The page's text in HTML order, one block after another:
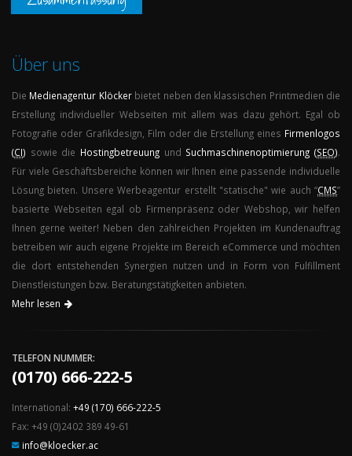
Über uns
Die Medienagentur Klöckerbietet neben den klassischen Printmedien die
Erstellung individueller Webseiten mit allem was dazu gehört. Egal ob
Fotografie oder Grafikdesign, Film oder die Erstellung eines Firmenlogos
(CI) sowie die Hostingbetreuung und Suchmaschinenoptimierung (SEO).
Für viele Geschäftsbereiche können wir Ihnen eine passende individuelle
Lösung bieten. Unsere Werbeagentur erstellt "statische" wie auch “CMS”
basierte Webseiten egal ob Firmenpräsenz oder Webshop, wir helfen
Ihnen gerne weiter! Neben den zahlreichen Projekten im Kundenauftrag
betreiben wir auch eigene Projekte im Bereich eCommerce und möchten
die dort entstehenden Synergien nutzen und in Form von Fulfillment
Dienstleistungen bzw. Beratungstätigkeiten anbieten.
Mehr lesen
TELEFON NUMMER:
(0170) 666-222-5
International: +49 (170) 666-222-5
Fax: +49 (0)2402 389 49-61
info@kloecker.ac